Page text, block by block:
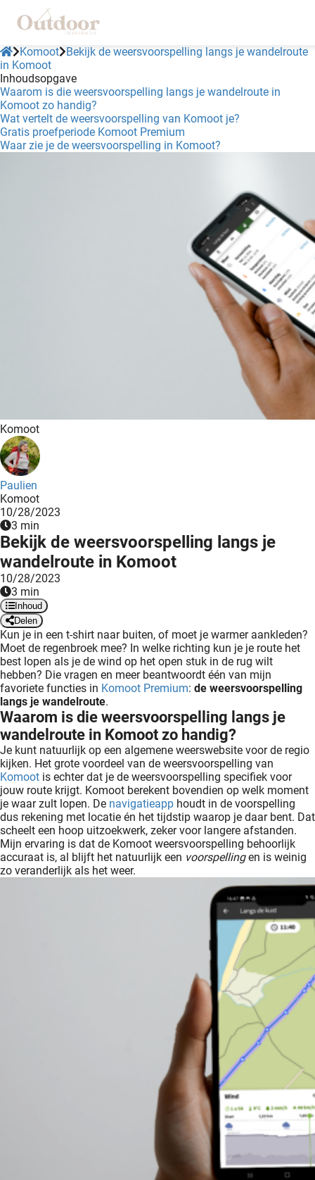
Komoot Bekijk de weersvoorspelling langs je wandelroute
in Komoot
Inhoudsopgave
Waarom is die weersvoorspelling langs je wandelroute in
Komoot zo handig?
Wat vertelt de weersvoorspelling van Komoot je?
Gratis proefperiode Komoot Premium
Waar zie je de weersvoorspelling in Komoot?
Komoot
Paulien
Komoot
10/28/2023
3 min
Bekijk de weersvoorspelling langs je
wandelroute in Komoot
10/28/2023
3 min
Inhoud
Delen
Kun je in een t-shirt naar buiten, of moet je warmer aankleden?
Moet de regenbroek mee? In welke richting kun je je route het
best lopen als je de wind op het open stuk in de rug wilt
hebben? Die vragen en meer beantwoordt één van mijn
favoriete functies in Komoot Premium: de weersvoorspelling
langs je wandelroute.
Waarom is die weersvoorspelling langs je
wandelroute in Komoot zo handig?
Je kunt natuurlijk op een algemene weerswebsite voor de regio
kijken. Het grote voordeel van de weersvoorspelling van
Komoot is echter dat je de weersvoorspelling specifiek voor
jouw route krijgt. Komoot berekent bovendien op welk moment
je waar zult lopen. De navigatieapp houdt in de voorspelling
dus rekening met locatie én het tijdstip waarop je daar bent. Dat
scheelt een hoop uitzoekwerk, zeker voor langere afstanden.
Mijn ervaring is dat de Komoot weersvoorspelling behoorlijk
accuraat is, al blijft het natuurlijk een voorspellingen is weinig
zo veranderlijk als het weer.
om
te
over
van
op
gebruikt
te
de
Hierdoor
website-